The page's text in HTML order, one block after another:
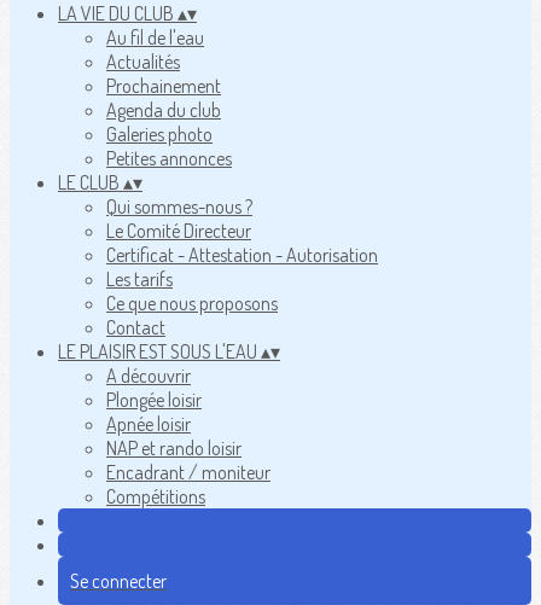
LA VIE DU CLUB ▴▾
Au fil de l'eau
Actualités
Prochainement
Agenda du club
Galeries photo
Petites annonces
LE CLUB ▴▾
Qui sommes-nous ?
Le Comité Directeur
Certificat - Attestation - Autorisation
Les tarifs
Ce que nous proposons
Contact
LE PLAISIR EST SOUS L'EAU ▴▾
A découvrir
Plongée loisir
Apnée loisir
NAP et rando loisir
Encadrant / moniteur
Compétitions
Se connecter